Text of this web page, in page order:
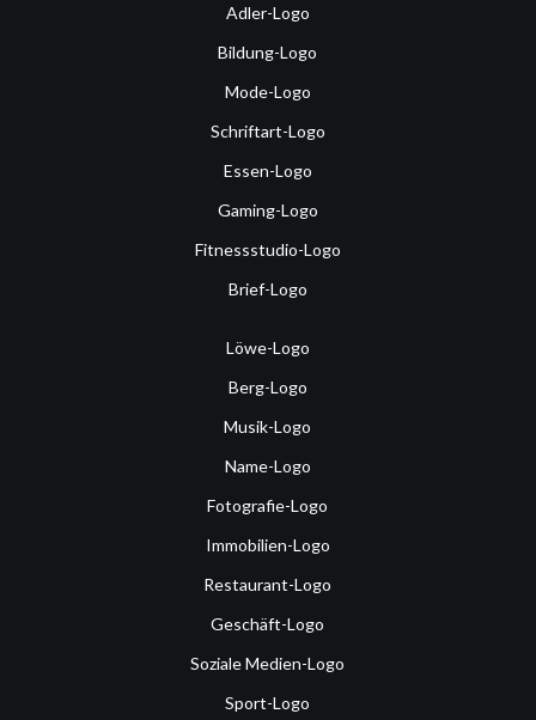
Adler-Logo
Bildung-Logo
Mode-Logo
Schriftart-Logo
Essen-Logo
Gaming-Logo
Fitnessstudio-Logo
Brief-Logo
Löwe-Logo
Berg-Logo
Musik-Logo
Name-Logo
Fotografie-Logo
Immobilien-Logo
Restaurant-Logo
Geschäft-Logo
Soziale Medien-Logo
Sport-Logo